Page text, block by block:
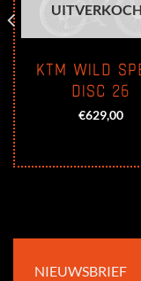
KTM WILD
DISC 26
€629,00
NIEUWSBRIEF